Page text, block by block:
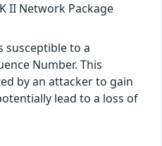
II Network Package
susceptible to a
Number. This
by an attacker to gain
lead to a loss of